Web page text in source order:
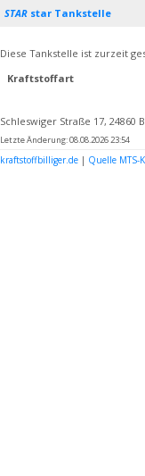
STAR star Tankstelle
Diese Tankstelle ist zurzeit
Kraftstoffart
Schleswiger Straße 17, 24860
Letzte Änderung: 08.08.2026 23:54
kraftstoffbilliger.de | Quelle MTS-K